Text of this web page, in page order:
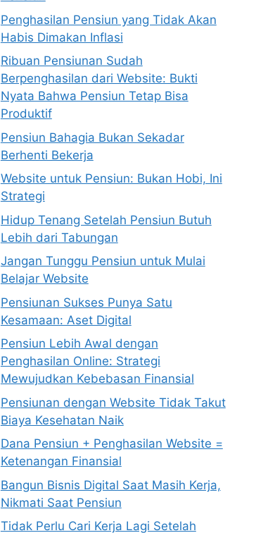
Penghasilan Pensiun yang Tidak Akan
Habis Dimakan Inflasi
Ribuan Pensiunan Sudah
Berpenghasilan dari Website: Bukti
Nyata Bahwa Pensiun Tetap Bisa
Produktif
Pensiun Bahagia Bukan Sekadar
Berhenti Bekerja
Website untuk Pensiun: Bukan Hobi, Ini
Strategi
Hidup Tenang Setelah Pensiun Butuh
Lebih dari Tabungan
Jangan Tunggu Pensiun untuk Mulai
Belajar Website
Pensiunan Sukses Punya Satu
Kesamaan: Aset Digital
Pensiun Lebih Awal dengan
Penghasilan Online: Strategi
Mewujudkan Kebebasan Finansial
Pensiunan dengan Website Tidak Takut
Biaya Kesehatan Naik
Dana Pensiun + Penghasilan Website =
Ketenangan Finansial
Bangun Bisnis Digital Saat Masih Kerja,
Nikmati Saat Pensiun
Tidak Perlu Cari Kerja Lagi Setelah